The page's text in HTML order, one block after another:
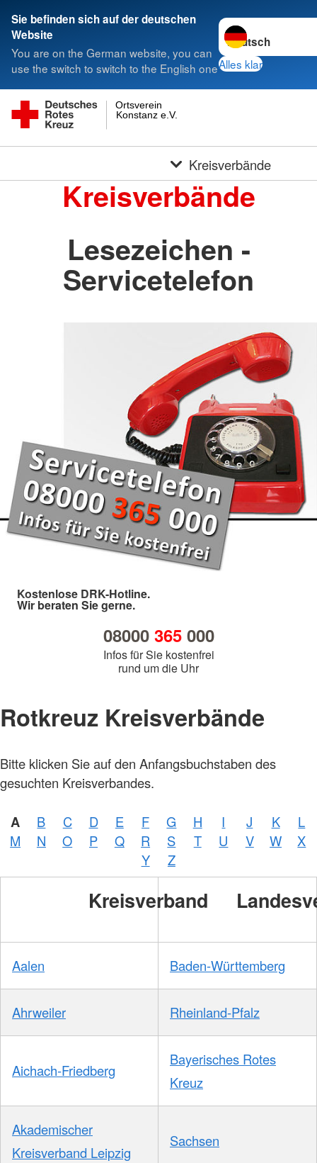
Sie befinden sich auf der deutschen
Website
You are on the German website, you can
use the switch to switch to the English one
Sprache wechseln
Alles klar
Konstanz e.V.
Ortsverein
Kreisverbände
Kreisverbände
Lesezeichen -
Servicetelefon
Kostenlose DRK-Hotline.
Wir beraten Sie gerne.
08000 365000
Infos für Sie kostenfrei
rund um die Uhr
Rotkreuz Kreisverbände
Bitte klicken Sie auf den Anfangsbuchstaben des
gesuchten Kreisverbandes.
A B C D E F G H I J K
L
M
N O P Q R S T U V W
X
Y
Z
Kreisverband
Aalen Baden-Württemberg
Ahrweiler Rheinland-Pfalz
Aichach-Friedberg
Bayerisches Rotes
Kreuz
Akademischer
Kreisverband Leipzig
Sachsen